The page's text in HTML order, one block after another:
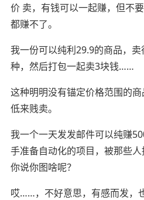
价 卖，有钱可以一起赚，但不
都赚不了。
我一份可以纯利29.9的商品，
种，然后打包一起卖3块钱……
这种明明没有锚定价格范围的
低来贱卖。
我一个一天发发邮件可以纯赚
手准备自动化的项目，被那些人
你说你图啥呢？
哎……，不好意思，有感而发，